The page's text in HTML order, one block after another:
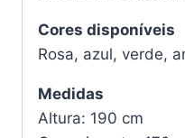
Cores disponíveis
Rosa, azul, verde,
Medidas
Altura: 190 cm